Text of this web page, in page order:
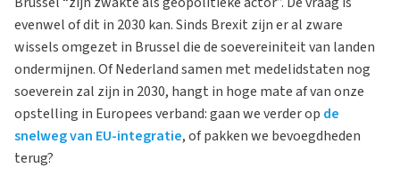
evenwel of dit in 2030 kan. Sinds Brexit zijn er al zware
wissels omgezet in Brussel die de soevereiniteit van landen
ondermijnen. Of Nederland samen met medelidstaten nog
soeverein zal zijn in 2030, hangt in hoge mate af van onze
opstelling in Europees verband: gaan we verder op de
snelweg van EU-integratie, of pakken we bevoegdheden
terug?